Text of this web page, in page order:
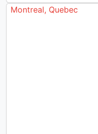
Montreal, Quebec